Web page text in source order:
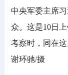
中央军委主席
众。这是10日
考察时，同在
谢环驰/摄